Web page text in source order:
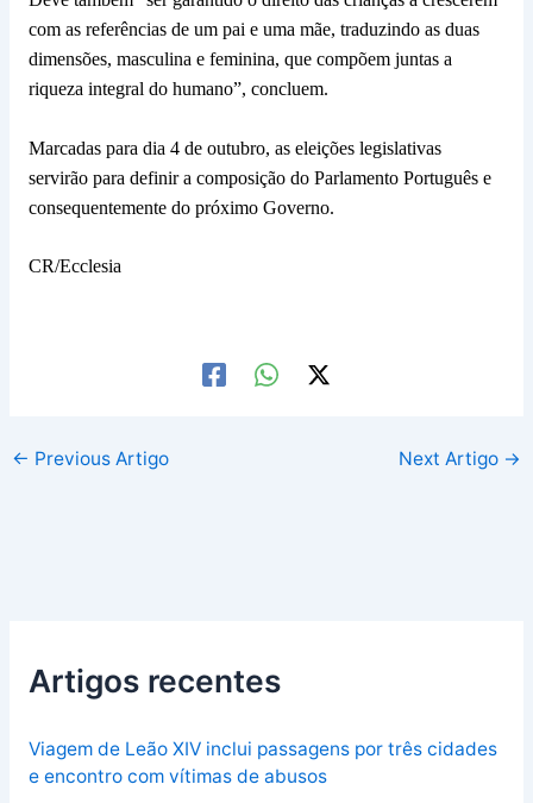
com as referências de um pai e uma mãe, traduzindo as duas
dimensões, masculina e feminina, que compõem juntas a
riqueza integral do humano”, concluem.
Marcadas para dia 4 de outubro, as eleições legislativas
servirão para definir a composição do Parlamento Português e
consequentemente do próximo Governo.
CR/Ecclesia
← Previous Artigo Next Artigo →
Artigos recentes
Viagem de Leão XIV inclui passagens por três cidades
e encontro com vítimas de abusos